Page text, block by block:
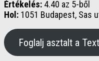
Értékelés: 4.40 az 5-ből
Hol: 1051 Budapest, Sas
Foglalj asztalt a